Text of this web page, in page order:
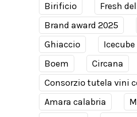
Birificio
Fresh
Brand award 2025
Ghiaccio
Icecube
Boem
Circana
Consorzio tutela vini
Amara calabria